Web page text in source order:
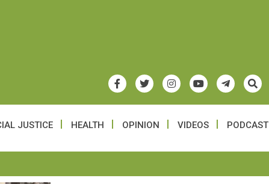
JUSTICE HEALTH OPINION VIDEOS PODCAST